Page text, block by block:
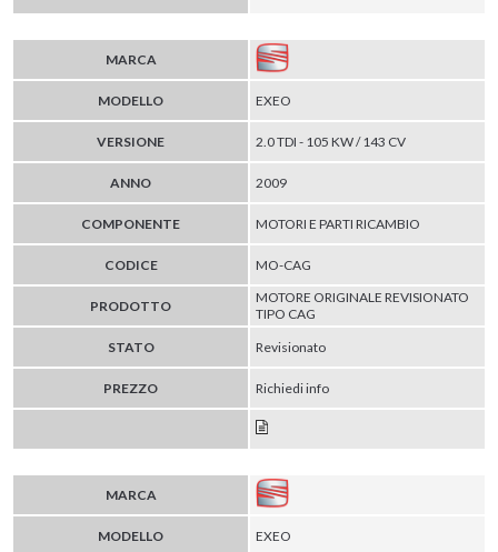
MARCA
MODELLO EXEO
VERSIONE 2.0 TDI - 105 KW / 143 CV
ANNO 2009
COMPONENTE MOTORI E PARTI RICAMBIO
CODICE MO-CAG
PRODOTTO
MOTORE ORIGINALE REVISIONATO
TIPO CAG
STATO
Revisionato
PREZZO Richiedi info
MARCA
MODELLO EXEO